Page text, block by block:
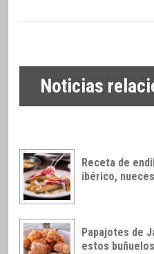
Noticias
Receta de
ibérico,
Papajotes de
estos